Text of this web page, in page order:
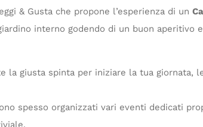
& Gusta che propone l’esperienza di un
interno godendo di un buon aperitivo
la giusta spinta per iniziare la tua giornata,
spesso organizzati vari eventi dedicati